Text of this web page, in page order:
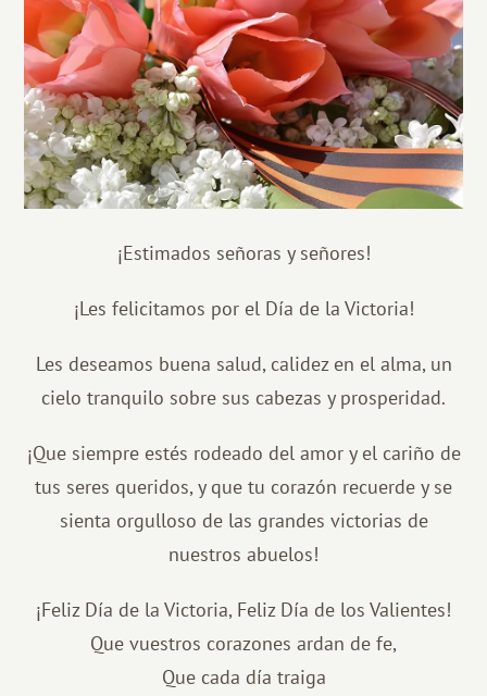
¡Estimados señoras y señores!
¡Les felicitamos por el Día de la Victoria!
Les deseamos buena salud, calidez en el alma, un
cielo tranquilo sobre sus cabezas y prosperidad.
¡Que siempre estés rodeado del amor y el cariño de
tus seres queridos, y que tu corazón recuerde y se
sienta orgulloso de las grandes victorias de
nuestros abuelos!
¡Feliz Día de la Victoria, Feliz Día de los Valientes!
Que vuestros corazones ardan de fe,
Que cada día traiga